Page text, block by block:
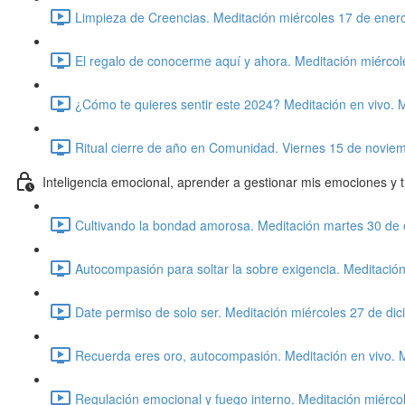
Limpieza de Creencias. Meditación miércoles 17 de
El regalo de conocerme aquí y ahora. Meditación
¿Cómo te quieres sentir este 2024? Meditación en vivo.
Ritual cierre de año en Comunidad. Viernes 15 de
Inteligencia emocional, aprender a gestionar mis emociones
Cultivando la bondad amorosa. Meditación martes 30
Autocompasión para soltar la sobre exigencia.
Date permiso de solo ser. Meditación miércoles 27 de
Recuerda eres oro, autocompasión. Meditación en vivo.
Regulación emocional y fuego interno. Meditación